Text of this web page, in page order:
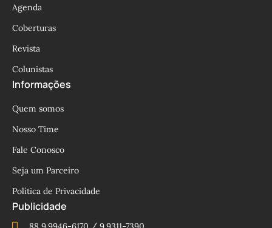
Agenda
Coberturas
Revista
Colunistas
Informações
Quem somos
Nosso Time
Fale Conosco
Seja um Parceiro
Política de Privacidade
Publicidade